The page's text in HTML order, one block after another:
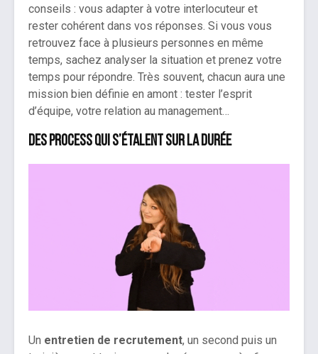
conseils : vous adapter à votre interlocuteur et
rester cohérent dans vos réponses. Si vous vous
retrouvez face à plusieurs personnes en même
temps, sachez analyser la situation et prenez votre
temps pour répondre. Très souvent, chacun aura une
mission bien définie en amont : tester l’esprit
d’équipe, votre relation au management…
Des process qui s’étalent sur la durée
Un entretien de recrutement, un second puis un